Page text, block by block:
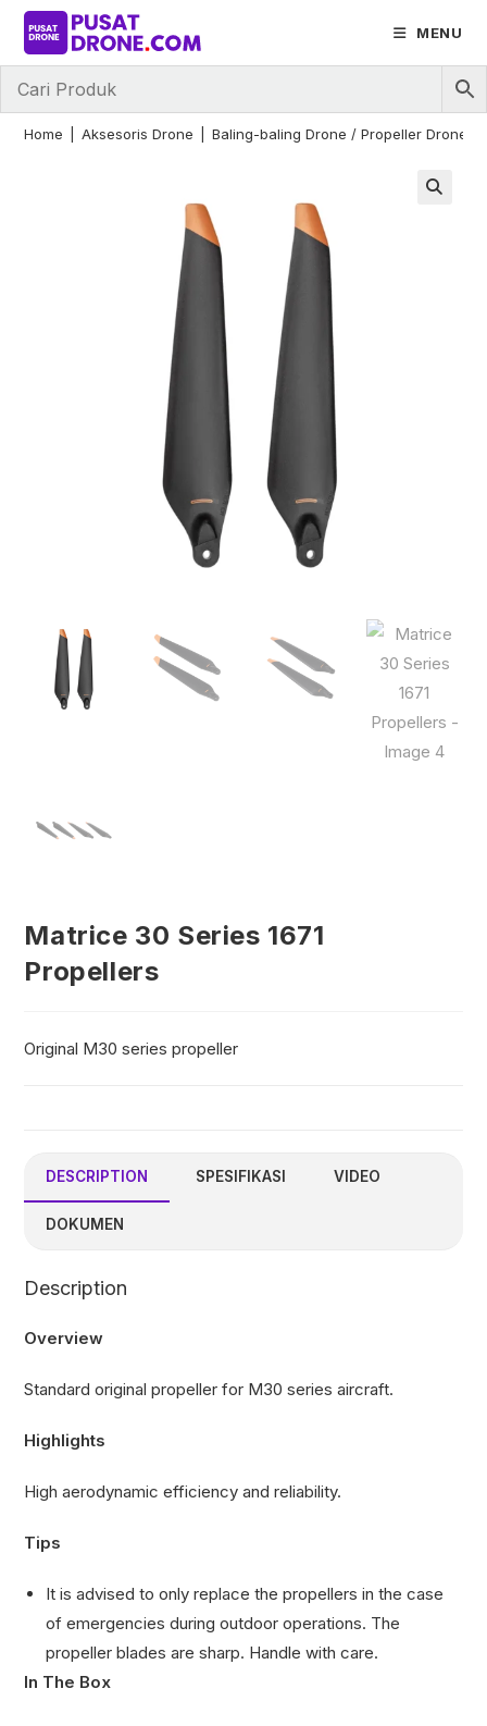
Skip
content
MENU
Home Aksesoris Drone Baling-baling Drone / Propeller Drone
Matrice 30 Series 1671
Propellers
Original M30 series propeller
DESCRIPTION SPESIFIKASI VIDEO
DOKUMEN
Description
Overview
Standard original propeller for M30 series aircraft.
Highlights
High aerodynamic efficiency and reliability.
Tips
It is advised to only replace the propellers in the case
of emergencies during outdoor operations. The
propeller blades are sharp. Handle with care.
In The Box